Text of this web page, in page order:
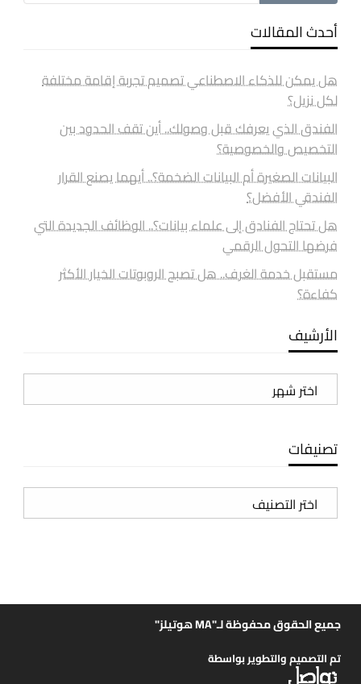
أحدث المقالات
هل يمكن للذكاء الاصطناعي تصميم تجربة إقامة مختلفة
لكل نزيل؟
الفندق الذي يعرفك قبل وصولك.. أين تقف الحدود بين
التخصيص والخصوصية؟
البيانات الصغيرة أم البيانات الضخمة؟.. أيهما يصنع القرار
الفندقي الأفضل؟
هل تحتاج الفنادق إلى علماء بيانات؟.. الوظائف الجديدة التي
فرضها التحول الرقمي
مستقبل خدمة الغرف.. هل تصبح الروبوتات الخيار الأكثر
كفاءة؟
الأرشيف
الأرشيف
تصنيفات
تصنيفات
جميع الحقوق محفوظة لـ"MA هوتيلز"
تم التصميم والتطوير بواسطة